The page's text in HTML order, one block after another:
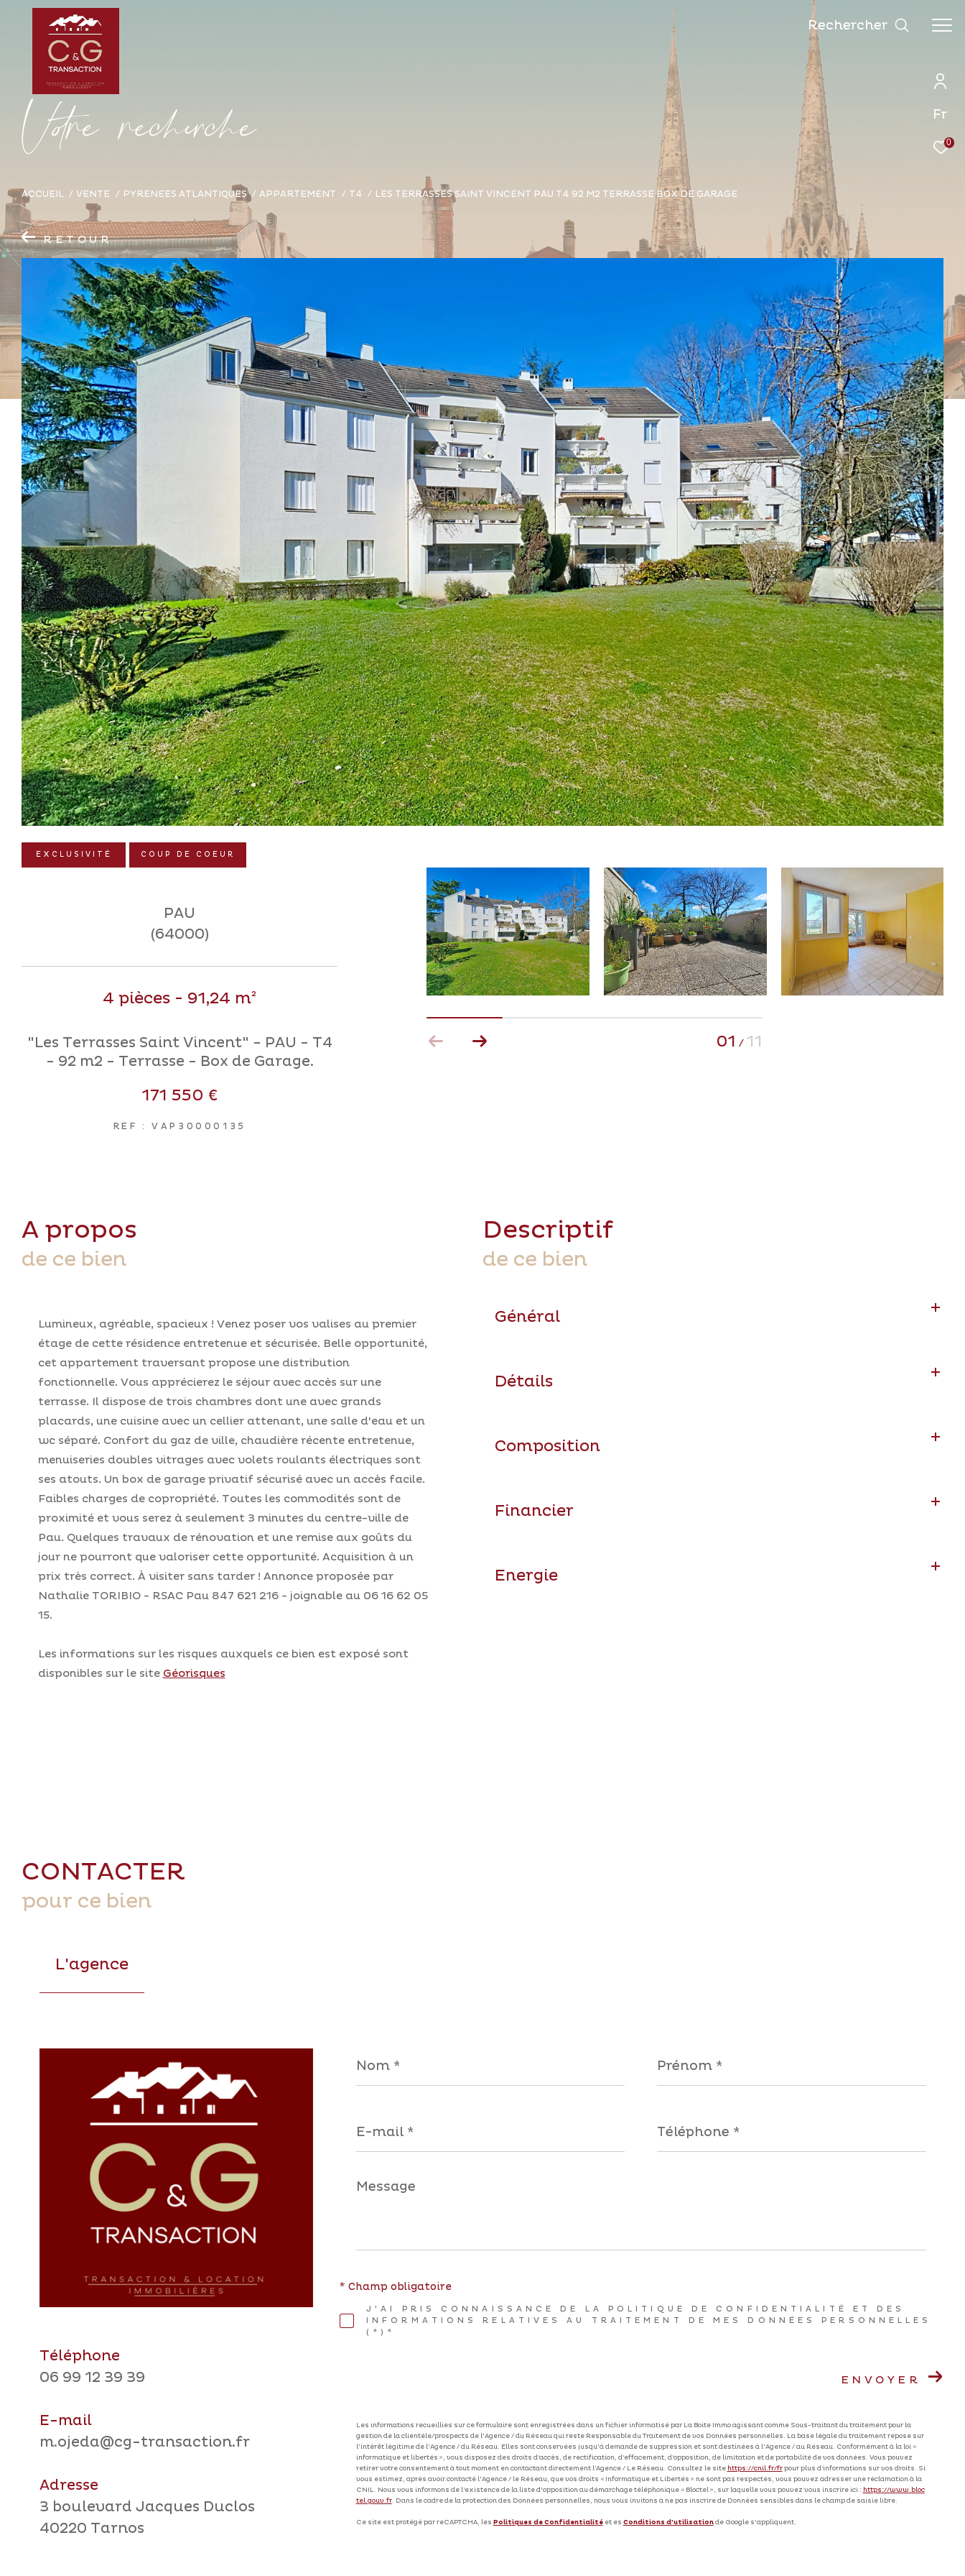
Fr
0
Rechercher
Vore recece
ACCUEIL VENTE PYRENEES ATLANTIQUES APPARTEMENT T4 LES TERRASSES SAINT VINCENT PAU T4 92 M2 TERRASSE BOX DE GARAGE
RETOUR
EXCLUSIVITÉ COUP DE COEUR
01 /11
PAU
(64000)
4 pièces - 91,24 m²
"Les Terrasses Saint Vincent" - PAU - T4
- 92 m2 - Terrasse - Box de Garage.
171 550 €
REF : VAP30000135
a propos
de ce bien
Lumineux, agréable, spacieux ! Venez poser vos valises au premier
étage de cette résidence entretenue et sécurisée. Belle opportunité,
cet appartement traversant propose une distribution
fonctionnelle. Vous apprécierez le séjour avec accès sur une
terrasse. Il dispose de trois chambres dont une avec grands
placards, une cuisine avec un cellier attenant, une salle d'eau et un
wc séparé. Confort du gaz de ville, chaudière récente entretenue,
menuiseries doubles vitrages avec volets roulants électriques sont
ses atouts. Un box de garage privatif sécurisé avec un accès facile.
Faibles charges de copropriété. Toutes les commodités sont de
proximité et vous serez à seulement 3 minutes du centre-ville de
Pau. Quelques travaux de rénovation et une remise aux goûts du
jour ne pourront que valoriser cette opportunité. Acquisition à un
prix très correct. À visiter sans tarder ! Annonce proposée par
Nathalie TORIBIO - RSAC Pau 847 621 216 - joignable au 06 16 62 05
15.
Les informations sur les risques auxquels ce bien est exposé sont
disponibles sur le site Géorisques
descriptif
de ce bien
Général
Détails
Composition
Financier
Energie
CONTACTER
pour ce bien
L'agence
Téléphone
06 99 12 39 39
E-mail
m.ojeda@cg-transaction.fr
Adresse
3 boulevard Jacques Duclos
40220 Tarnos
*
*
mail
*
*
Message
J'AI PRIS CONNAISSANCE DE LA POLITIQUE DE CONFIDENTIALITÉ ET DES
INFORMATIONS RELATIVES AU TRAITEMENT DE MES DONNÉES PERSONNELLES
(*)*
* Champ obligatoire
ENVOYER
Les informations recueillies sur ce formulaire sont enregistrées dans un fichier informatisé par La Boite Immo agissant comme Sous-traitant du traitement pour la
gestion de la clientèle/prospects de l'Agence / du Réseau qui reste Responsable du Traitement de vos Données personnelles. La base légale du traitement repose sur
l'intérêt légitime de l'Agence / du Réseau. Elles sont conservées jusqu'à demande de suppression et sont destinées à l'Agence / au Réseau. Conformément à la loi «
informatique et libertés », vous disposez des droits d’accès, de rectification, d’effacement, d’opposition, de limitation et de portabilité de vos données. Vous pouvez
retirer votre consentement à tout moment en contactant directement l’Agence / Le Réseau. Consultez le site https://cnil.fr/frpour plus d’informations sur vos droits. Si
vous estimez, après avoir contacté l'Agence / le Réseau, que vos droits « Informatique et Libertés » ne sont pas respectés, vous pouvez adresser une réclamation à la
CNIL. Nous vous informons de l’existence de la liste d'opposition au démarchage téléphonique « Bloctel », sur laquelle vous pouvez vous inscrire ici : https://www.bloc
tel.gouv.fr. Dans le cadre de la protection des Données personnelles, nous vous invitons à ne pas inscrire de Données sensibles dans le champ de saisie libre.
Ce site est protégé par reCAPTCHA, les Politiques de Confidentialitéet es Conditions d'utilisationde Google s'appliquent.